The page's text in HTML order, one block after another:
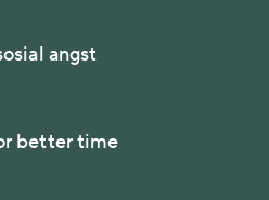
angst
better time